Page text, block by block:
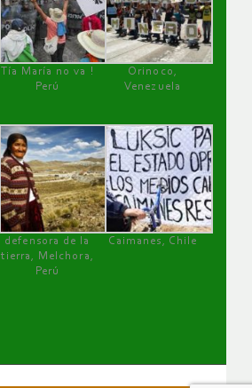
Tía María no va !
Perú
Orinoco,
Venezuela
defensora de la
tierra, Melchora,
Perú
Caimanes, Chile